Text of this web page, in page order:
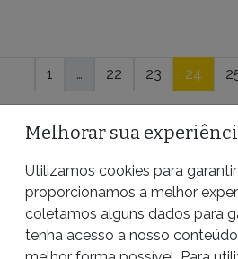
Navegação
posts
1 … 22 23 24
FIQUE POR
Receba conteúdos
Melhorar sua
Utilizamos cookies para
proporcionamos a melhor
coletamos alguns dados para
tenha acesso a nosso